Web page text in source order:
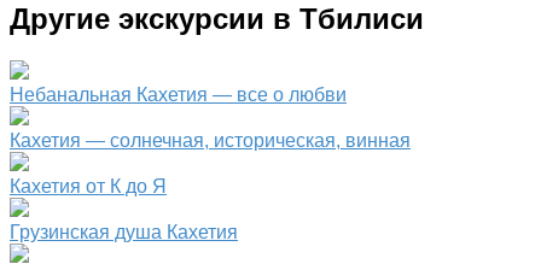
Другие экскурсии в Тбилиси
Небанальная Кахетия — все о любви
Кахетия — солнечная, историческая, винная
Кахетия от К до Я
Грузинская душа Кахетия